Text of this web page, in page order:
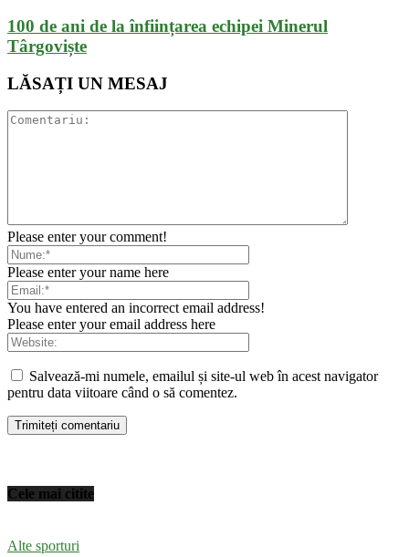
100 de ani de la înființarea echipei Minerul
Târgoviște
LĂSAȚI UN MESAJ
Please enter your comment!
Please enter your name here
You have entered an incorrect email address!
Please enter your email address here
Salvează-mi numele, emailul și site-ul web în acest navigator
pentru data viitoare când o să comentez.
Cele mai citite
Alte sporturi